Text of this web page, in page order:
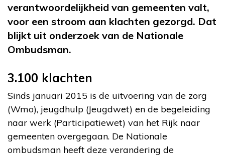
verantwoordelijkheid van gemeenten valt,
voor een stroom aan klachten gezorgd. Dat
blijkt uit onderzoek van de Nationale
Ombudsman.
3.100 klachten
Sinds januari 2015 is de uitvoering van de zorg
(Wmo), jeugdhulp (Jeugdwet) en de begeleiding
naar werk (Participatiewet) van het Rijk naar
gemeenten overgegaan. De Nationale
ombudsman heeft deze verandering de